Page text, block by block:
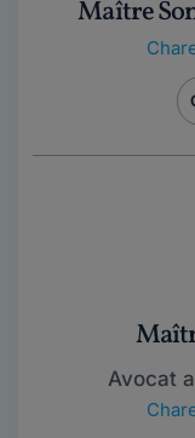
Maître
Avocat